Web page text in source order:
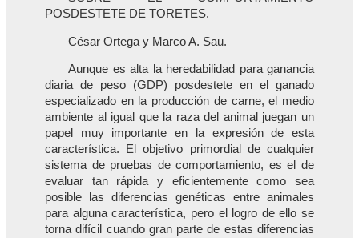
POSDESTETE DE TORETES.
César Ortega y Marco A. Sau.
Aunque es alta la heredabilidad para ganancia
diaria de peso (GDP) posdestete en el ganado
especializado en la producción de carne, el medio
ambiente al igual que la raza del animal juegan un
papel muy importante en la expresión de esta
característica. El objetivo primordial de cualquier
sistema de pruebas de comportamiento, es el de
evaluar tan rápida y eficientemente como sea
posible las diferencias genéticas entre animales
para alguna característica, pero el logro de ello se
torna difícil cuando gran parte de estas diferencias